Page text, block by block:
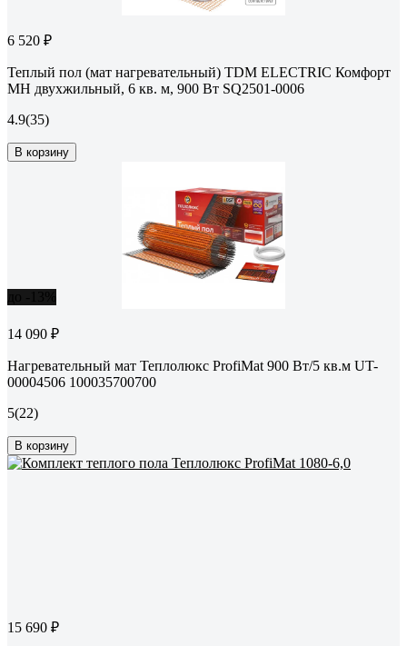
6 520 ₽
Теплый пол (мат нагревательный) TDM ELECTRIC Комфорт
МН двухжильный, 6 кв. м, 900 Вт SQ2501-0006
4.9(35)
В корзину
14 090 ₽
Нагревательный мат Теплолюкс ProfiMat 900 Вт/5 кв.м UT-
00004506 100035700700
5(22)
В корзину
15 690 ₽